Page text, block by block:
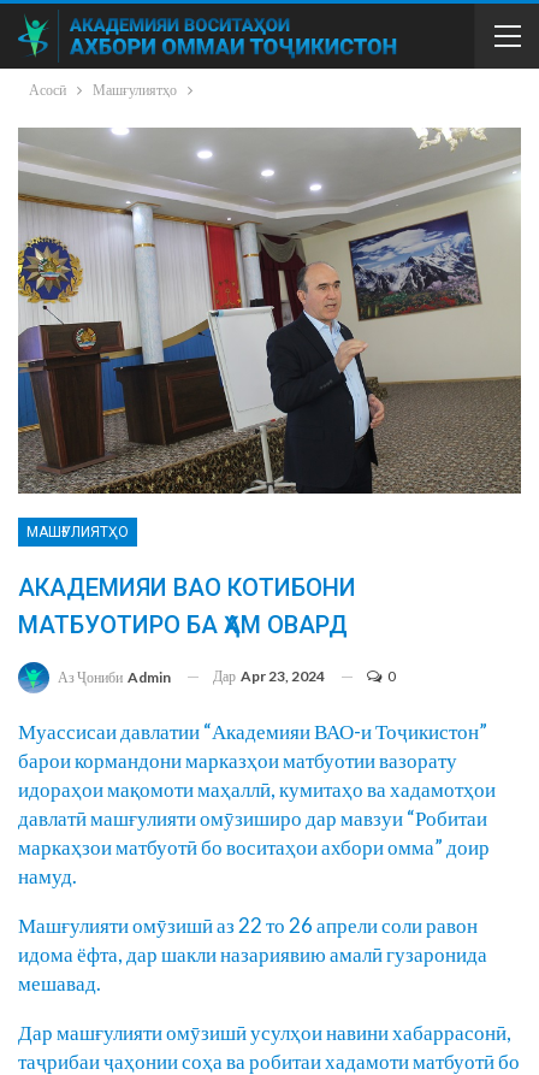
Асосӣ Машғулиятҳо
МАШҒУЛИЯТҲО
АКАДЕМИЯИ ВАО КОТИБОНИ
МАТБУОТИРО БА ҲАМ ОВАРД
Аз Ҷониби Admin Дар Apr 23, 2024 0
Муассисаи давлатии “Академияи ВАО-и Тоҷикистон”
барои кормандони марказҳои матбуотии вазорату
идораҳои мақомоти маҳаллӣ, кумитаҳо ва хадамотҳои
давлатӣ машғулияти омӯзиширо дар мавзуи “Робитаи
маркаҳзои матбуотӣ бо воситаҳои ахбори омма” доир
намуд.
Машғулияти омӯзишӣ аз 22 то 26 апрели соли равон
идома ёфта, дар шакли назариявию амалӣ гузаронида
мешавад.
Дар машғулияти омӯзишӣ усулҳои навини хабаррасонӣ,
таҷрибаи ҷаҳонии соҳа ва робитаи хадамоти матбуотӣ бо